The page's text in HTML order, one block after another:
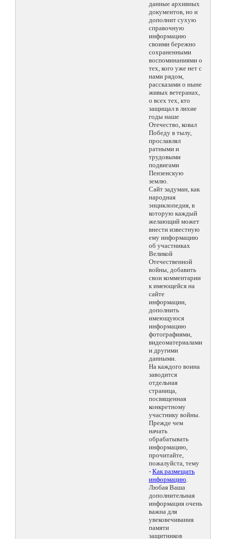
данные архивных
документов, но и
дополнит сухую
справочную
информацию
своими бережно
сохраненными
воспоминаниями о
тех, кого уже нет с
нами рядом,
рассказами о ныне
живых ветеранах,
о всех тех, кто
защищал в лихие
годы наше
Отечество, ковал
Победу в тылу,
прославлял
ратными и
трудовыми
подвигами
Пензенскую
землю.
Сайт задуман, как
народная
энциклопедия, в
которую каждый
желающий может
внести известную
ему информацию
об участниках
Великой
Отечественной
войны, добавить
свои комментарии
к имеющейся на
сайте
информации,
дополнить
имеющуюся
информацию
фотографиями,
видеоматериалами
и другими
данными.
На каждого воина
заводится
отдельная
страница,
посвященная
конкретному
участнику войны.
Прежде чем
начать
обрабатывать
информацию,
прочитайте,
пожалуйста, тему
- Как размещать
информацию.
Любая Ваша
дополнительная
информация очень
важна для
увековечивания
памяти
защитников